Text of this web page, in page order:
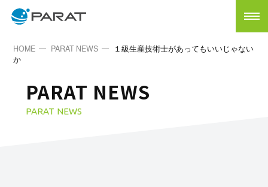
PARAT NEWS
PARAT NEWS
HOME PARAT NEWS
１級生産技術士があってもいいじゃない
か